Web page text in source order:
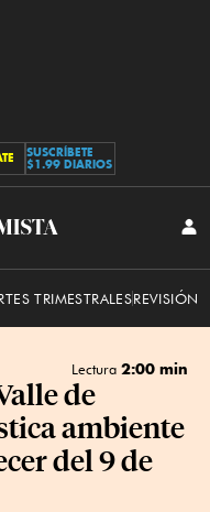
SUSCRÍBETE
$1.99 DIARIOS
TRIMESTRALESREVISIÓN
Lectura 2:00 min
de
ambiente
del 9 de